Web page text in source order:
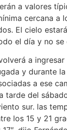
a valores
cercana a
El cielo
el día y no se
a
y durante
a ese
tarde del
sur. las
los 15 y 21